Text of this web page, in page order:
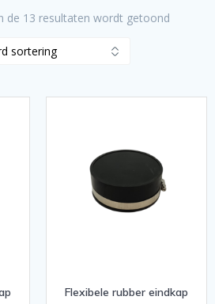
de 13 resultaten wordt getoond
Flexibele rubber eindkap